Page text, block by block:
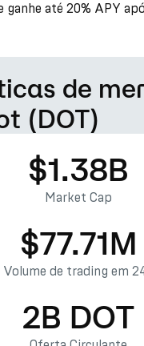
ganhe até 20% APY
de
(DOT)
$1.38B
Market Cap
$77.71M
Volume de trading em
2B DOT